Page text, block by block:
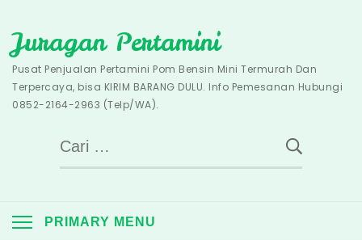
to
content
Juragan Pertamini
Pusat Penjualan Pertamini Pom Bensin Mini Termurah Dan
Terpercaya, bisa KIRIM BARANG DULU. Info Pemesanan Hubungi
0852-2164-2963 (Telp/WA).
Cari
untuk:
PRIMARY MENU